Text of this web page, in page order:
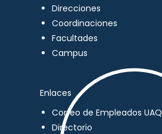
Direcciones
Coordinaciones
Facultades
Campus
Enlaces
Correo de Empleados UAQ
Directorio